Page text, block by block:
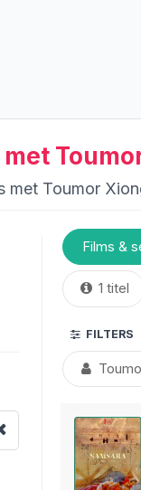
met Toumor
1 titel
FILTERS